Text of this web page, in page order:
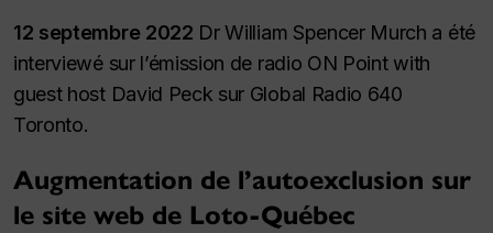
12 septembre 2022 Dr William Spencer Murch a été
interviewé sur l’émission de radio ON Point with
guest host David Peck sur Global Radio 640
Toronto.
Augmentation de l’autoexclusion sur
le site web de Loto-Québec